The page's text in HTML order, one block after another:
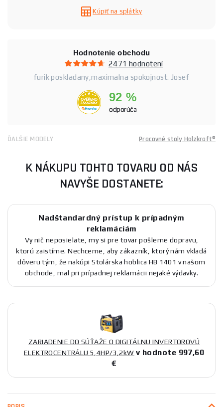
Kúpiť na splátky
Hodnotenie obchodu
2471 hodnotení
furik poskladany,maximalna spokojnost. Josef
92 %
odporúča
ĎALŠIE MODELY Pracovné stoly Holzkraft®
K NÁKUPU TOHTO TOVARU OD NÁS
NAVYŠE DOSTANETE:
Nadštandardný prístup k prípadným
reklamáciám
Vy nič neposielate, my si pre tovar pošleme dopravu,
ktorú zaistíme. Nechceme, aby zákazník, ktorý nám vkladá
dôveru tým, že nakúpi Stolárska hoblica HB 1401 v našom
obchode, mal pri prípadnej reklamácii nejaké výdavky.
ZARIADENIE DO SÚŤAŽE O DIGITÁLNU INVERTOROVÚ
ELEKTROCENTRÁLU 5,4HP/3,2kW v hodnote 997,60
€